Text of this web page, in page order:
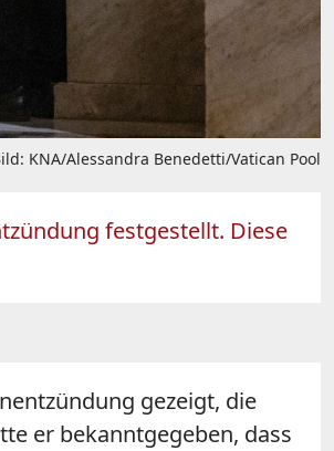
KNA/Alessandra Benedetti/Vatican Pool
festgestellt. Diese
gezeigt, die
er bekanntgegeben, dass